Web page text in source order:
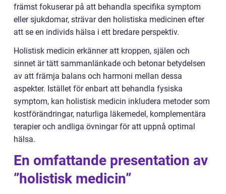
främst fokuserar på att behandla specifika symptom
eller sjukdomar, strävar den holistiska medicinen efter
att se en individs hälsa i ett bredare perspektiv.
Holistisk medicin erkänner att kroppen, själen och
sinnet är tätt sammanlänkade och betonar betydelsen
av att främja balans och harmoni mellan dessa
aspekter. Istället för enbart att behandla fysiska
symptom, kan holistisk medicin inkludera metoder som
kostförändringar, naturliga läkemedel, komplementära
terapier och andliga övningar för att uppnå optimal
hälsa.
En omfattande presentation av
”holistisk medicin”